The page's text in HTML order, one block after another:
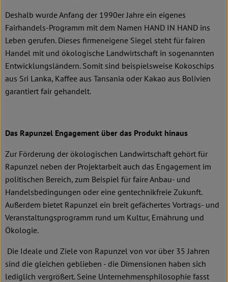
Deshalb wurde Anfang der 1990er Jahre ein eigenes
Fairhandels-Programm mit dem Namen HAND IN HAND ins
Leben gerufen. Dieses firmeneigene Siegel steht für fairen
Handel mit und ökologische Landwirtschaft in sogenannten
Entwicklungsländern. Somit sind beispielsweise Kokoschips
aus Sri Lanka, Kaffee aus Tansania oder Kakao aus Bolivien
garantiert fair gehandelt.
Das Rapunzel Engagement über das Produkt hinaus
Zur Förderung der ökologischen Landwirtschaft gehört für
Rapunzel neben der Projektarbeit auch das Engagement im
politischen Bereich, zum Beispiel für faire Anbau- und
Handelsbedingungen oder eine gentechnikfreie Zukunft.
Außerdem bietet Rapunzel ein breit gefächertes Vortrags- und
Veranstaltungsprogramm rund um Kultur, Ernährung und
Ökologie.
Die Ideale und Ziele von Rapunzel von vor über 35 Jahren
sind die gleichen geblieben - die Dimensionen haben sich
lediglich vergrößert. Seine Unternehmensphilosophie fasst